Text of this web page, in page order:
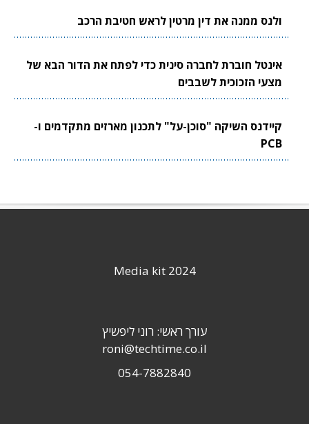
ולנס ממנה את דין מרטין לראש חטיבת הרכב
אינטל חוברת לחברה סינית כדי לפתח את הדור הבא של
מצעי הזכוכית לשבבים
קיידנס השיקה "סוכן-על" לתכנון מארזים מתקדמים ו-
PCB
Media kit 2024
עורך ראשי: רוני ליפשיץ
roni@techtime.co.il
054-7882840